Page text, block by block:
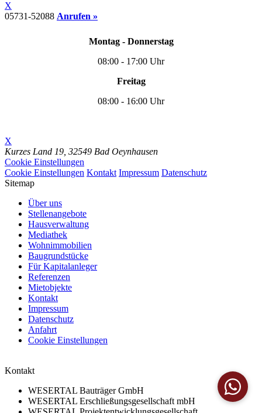
X
05731-52088 Anrufen »
Montag - Donnerstag
08:00 - 17:00 Uhr
Freitag
08:00 - 16:00 Uhr
X
Kurzes Land 19, 32549 Bad Oeynhausen
Cookie Einstellungen
Cookie Einstellungen Kontakt Impressum Datenschutz
Sitemap
Über uns
Stellenangebote
Hausverwaltung
Mediathek
Wohnimmobilien
Baugrundstücke
Für Kapitalanleger
Referenzen
Mietobjekte
Kontakt
Impressum
Datenschutz
Anfahrt
Cookie Einstellungen
Kontakt
WESERTAL Bauträger GmbH
WESERTAL Erschließungsgesellschaft mbH